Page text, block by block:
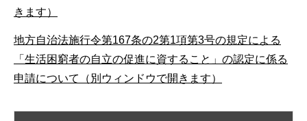
きます）
地方自治法施行令第167条の2第1項第3号の規定による
「生活困窮者の自立の促進に資すること」の認定に係る
申請について（別ウィンドウで開きます）